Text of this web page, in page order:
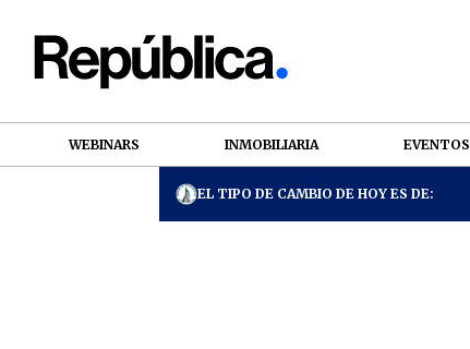
WEBINARS INMOBILIARIA EVENTOS
EL TIPO DE CAMBIO DE HOY ES DE: